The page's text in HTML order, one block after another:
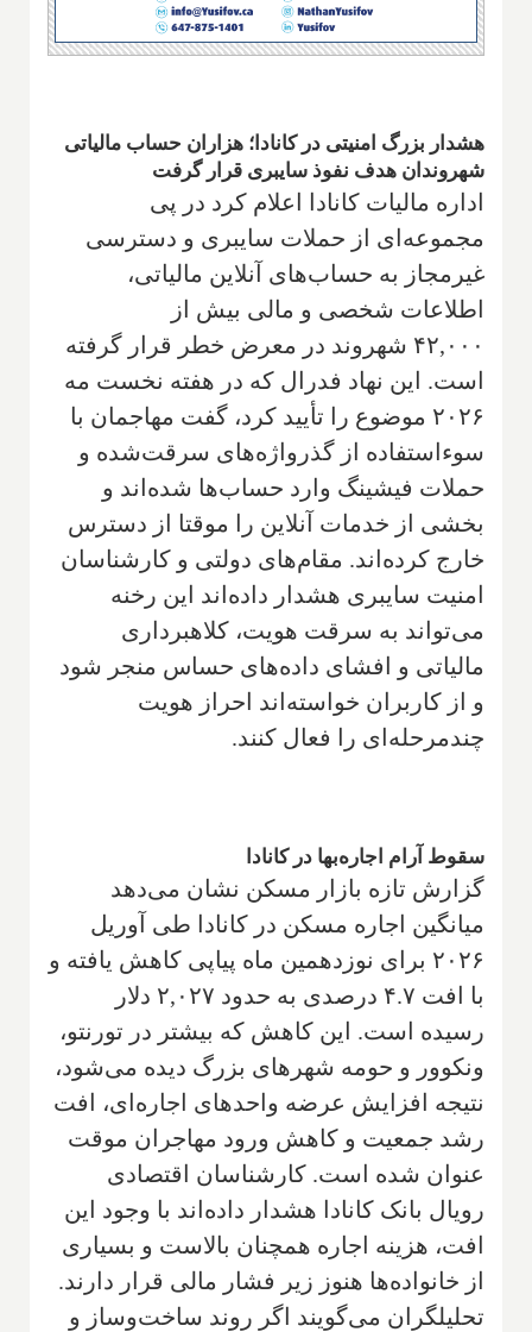
هشدار بزرگ امنیتی در کانادا؛ هزاران حساب مالیاتی
شهروندان هدف نفوذ سایبری قرار گرفت
اداره مالیات کانادا اعلام کرد در پی
مجموعه‌ای از حملات سایبری و دسترسی
غیرمجاز به حساب‌های آنلاین مالیاتی،
اطلاعات شخصی و مالی بیش از
۴۲,۰۰۰ شهروند در معرض خطر قرار گرفته
است. این نهاد فدرال که در هفته نخست مه
۲۰۲۶ موضوع را تأیید کرد، گفت مهاجمان با
سوءاستفاده از گذرواژه‌های سرقت‌شده و
حملات فیشینگ وارد حساب‌ها شده‌اند و
بخشی از خدمات آنلاین را موقتا از دسترس
خارج کرده‌اند. مقام‌های دولتی و کارشناسان
امنیت سایبری هشدار داده‌اند این رخنه
می‌تواند به سرقت هویت، کلاهبرداری
مالیاتی و افشای داده‌های حساس منجر شود
و از کاربران خواسته‌اند احراز هویت
چندمرحله‌ای را فعال کنند.
سقوط آرام اجاره‌بها در کانادا
گزارش تازه بازار مسکن نشان می‌دهد
میانگین اجاره مسکن در کانادا طی آوریل
۲۰۲۶ برای نوزدهمین ماه پیاپی کاهش یافته و
با افت ۴.۷ درصدی به حدود ۲,۰۲۷ دلار
رسیده است. این کاهش که بیشتر در تورنتو،
ونکوور و حومه شهرهای بزرگ دیده می‌شود،
نتیجه افزایش عرضه واحدهای اجاره‌ای، افت
رشد جمعیت و کاهش ورود مهاجران موقت
عنوان شده است. کارشناسان اقتصادی
رویال بانک کانادا هشدار داده‌اند با وجود این
افت، هزینه اجاره همچنان بالاست و بسیاری
از خانواده‌ها هنوز زیر فشار مالی قرار دارند.
تحلیلگران می‌گویند اگر روند ساخت‌وساز و